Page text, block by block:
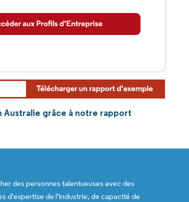
Australie grâce à notre rapport
des personnes talentueuses avec des
d'expertise de l'industrie, de capacité de